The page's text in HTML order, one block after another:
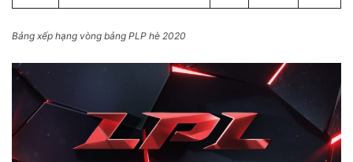
Bảng xếp hạng vòng bảng PLP hè 2020